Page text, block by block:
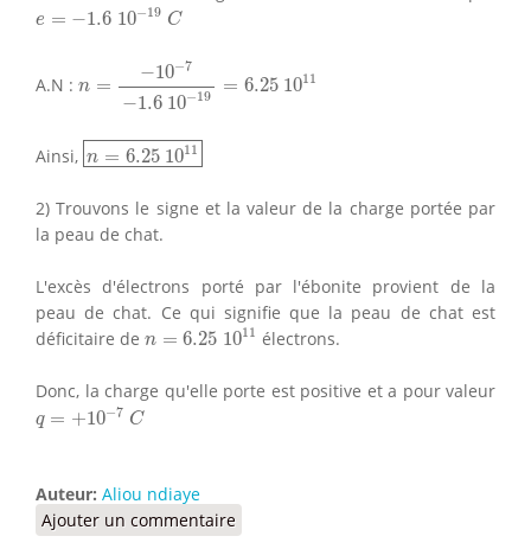
e = −1.6 10−19 C
1.6 10−19C
A.N : n =
−10−7
−1.6 10−19 = 6.25 1011
7− 1.6
Ainsi, n = 6.25 1011
n=6.251011
2) Trouvons le signe et la valeur de la charge portée par
la peau de chat.
L'excès d'électrons porté par l'ébonite provient de la
peau de chat. Ce qui signifie que la peau de chat est
déficitaire de n = 6.25 1011
n =6.251011 électrons.
Donc, la charge qu'elle porte est positive et a pour valeur
q = +10−7 C
q=+10−7C
Auteur: Aliou ndiaye
Ajouter un commentaire